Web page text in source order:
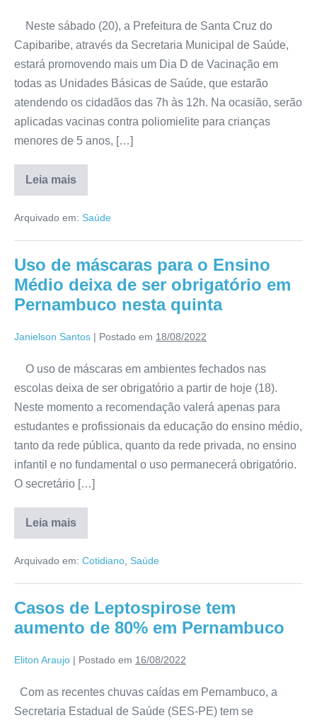
Neste sábado (20), a Prefeitura de Santa Cruz do
Capibaribe, através da Secretaria Municipal de Saúde,
estará promovendo mais um Dia D de Vacinação em
todas as Unidades Básicas de Saúde, que estarão
atendendo os cidadãos das 7h às 12h. Na ocasião, serão
aplicadas vacinas contra poliomielite para crianças
menores de 5 anos, […]
Leia mais
Arquivado em: Saúde
Uso de máscaras para o Ensino
Médio deixa de ser obrigatório em
Pernambuco nesta quinta
Janielson Santos | Postado em 18/08/2022
O uso de máscaras em ambientes fechados nas
escolas deixa de ser obrigatório a partir de hoje (18).
Neste momento a recomendação valerá apenas para
estudantes e profissionais da educação do ensino médio,
tanto da rede pública, quanto da rede privada, no ensino
infantil e no fundamental o uso permanecerá obrigatório.
O secretário […]
Leia mais
Arquivado em: Cotidiano Saúde
Casos de Leptospirose tem
aumento de 80% em Pernambuco
Eliton Araujo | Postado em 16/08/2022
Com as recentes chuvas caídas em Pernambuco, a
Secretaria Estadual de Saúde (SES-PE) tem se